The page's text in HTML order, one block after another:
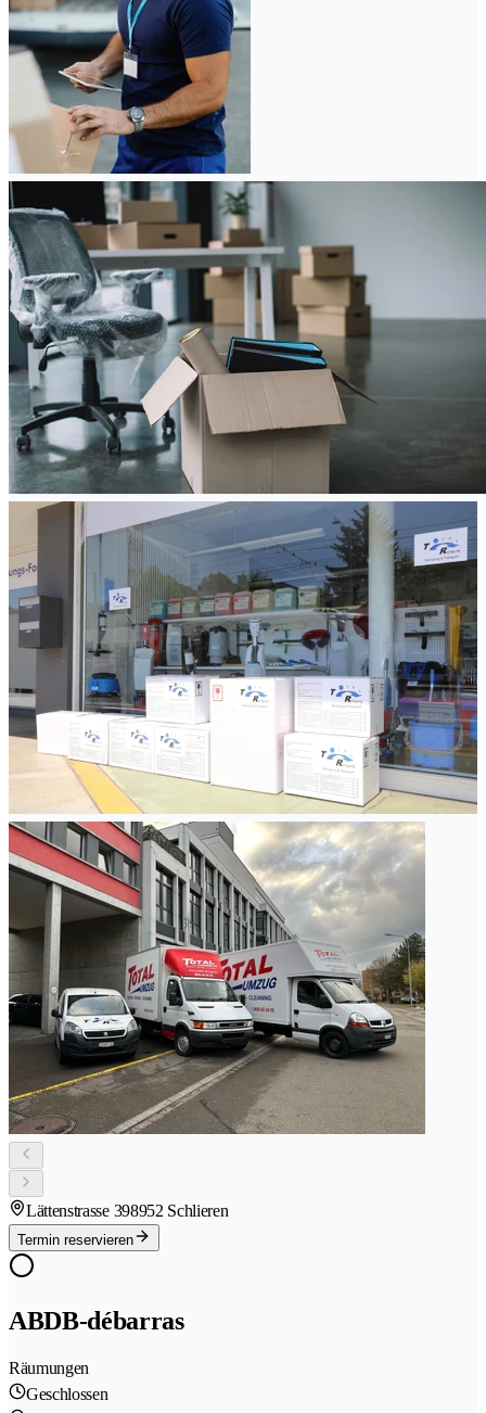
Lättenstrasse 398952 Schlieren
Termin reservieren
ABDB-débarras
Räumungen
Geschlossen